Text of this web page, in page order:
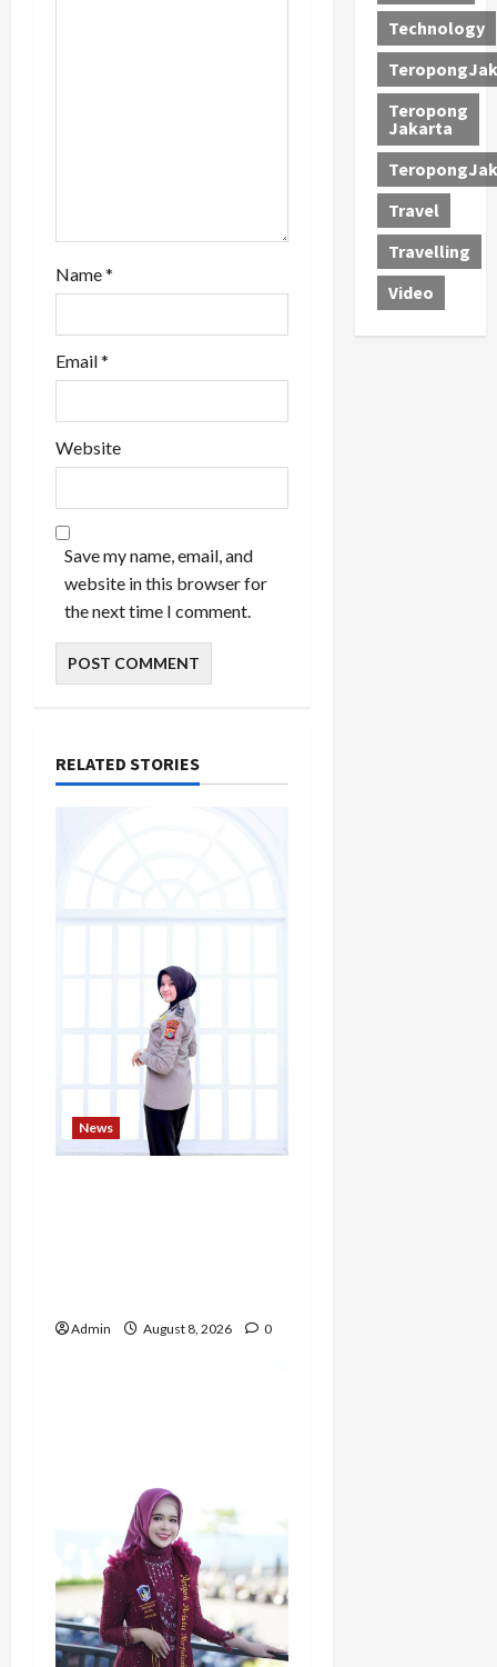
Name*
Email*
Website
Save my name, email, and
website in this browser for
the next time I comment.
RELATED STORIES
News
Admin August 8, 2026 0
Technology
Teropong
Jakarta
Travel
Travelling
Video